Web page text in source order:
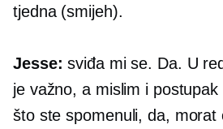
tjedna (smijeh).
Jesse: sviđa mi se. Da. U
je važno, a mislim i
što ste spomenuli, da, morat